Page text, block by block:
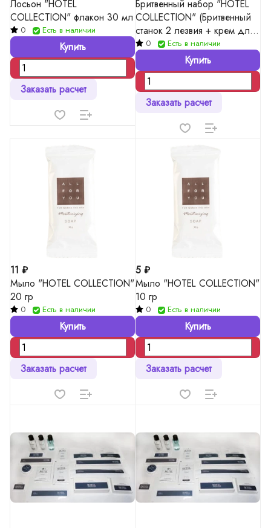
Лосьон "HOTEL
COLLECTION" флакон 30 мл
0 Есть в наличии
Купить
Заказать расчет
Бритвенный набор "HOTEL
COLLECTION" (Бритвенный
станок 2 лезвия + крем для
бритья в тубе 10 гр)
0 Есть в наличии
Купить
Заказать расчет
11 ₽
Мыло "HOTEL COLLECTION"
20 гр
0 Есть в наличии
Купить
Заказать расчет
5 ₽
Мыло "HOTEL COLLECTION"
10 гр
0 Есть в наличии
Купить
Заказать расчет